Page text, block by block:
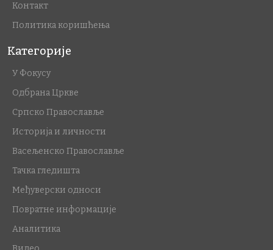
Контакт
Политика коришћења
Категорије
У Фокусу
Одбрана Цркве
Српско Православље
Историја и личности
Васељенско Православље
Тачка гледишта
Међуверски односи
Повратне информације
Аналитика